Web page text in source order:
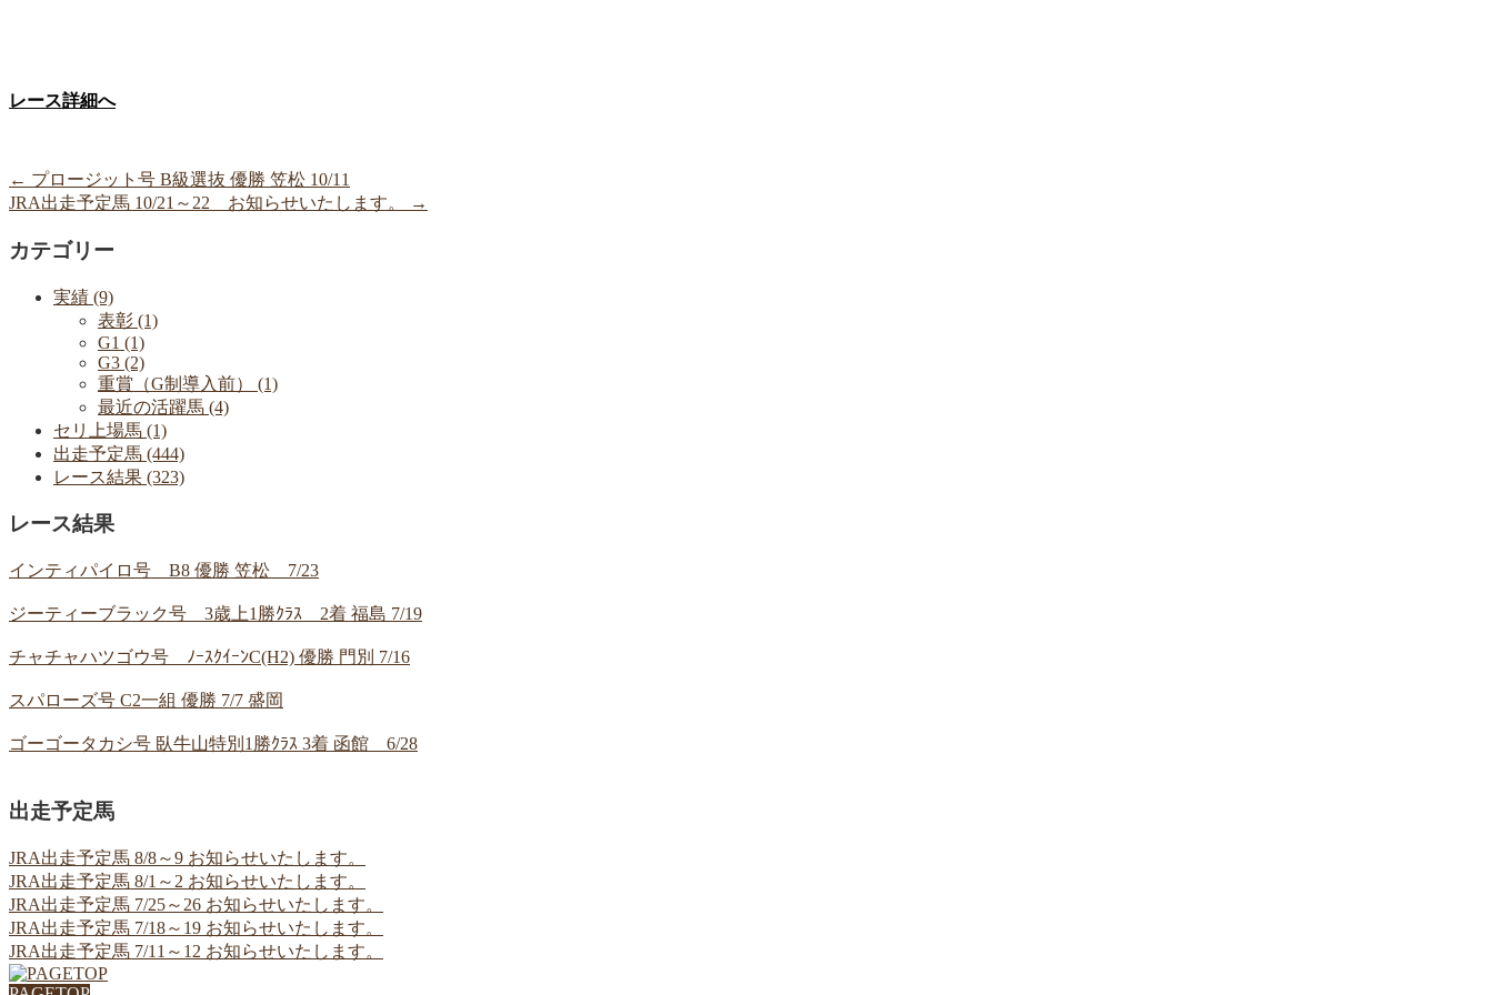
レース詳細へ
← プロージット号 B級選抜 優勝 笠松 10/11
JRA出走予定馬 10/21～22 お知らせいたします。
→
カテゴリー
実績 (9)
表彰 (1)
G1 (1)
G3 (2)
重賞（G制導入前） (1)
最近の活躍馬 (4)
セリ上場馬 (1)
出走予定馬 (444)
レース結果 (323)
レース結果
インティパイロ号 B8 優勝 笠松 7/23
ジーティーブラック号 3歳上1勝ｸﾗｽ 2着 福島 7/19
チャチャハツゴウ号 ﾉｰｽｸｲｰﾝC(H2) 優勝 門別 7/16
スパローズ号 C2一組 優勝 7/7 盛岡
ゴーゴータカシ号 臥牛山特別1勝ｸﾗｽ 3着 函館 6/28
出走予定馬
JRA出走予定馬 8/8～9 お知らせいたします。
JRA出走予定馬 8/1～2 お知らせいたします。
JRA出走予定馬 7/25～26 お知らせいたします。
JRA出走予定馬 7/18～19 お知らせいたします。
JRA出走予定馬 7/11～12 お知らせいたします。